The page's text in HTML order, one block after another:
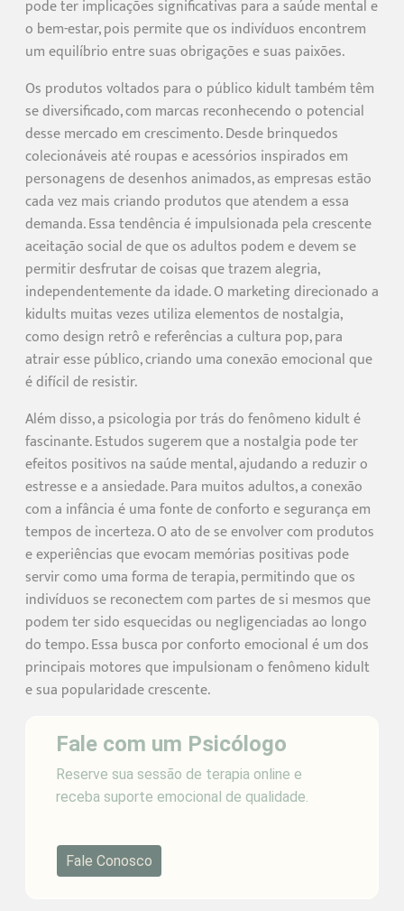
pode ter implicações significativas para a saúde mental e
o bem-estar, pois permite que os indivíduos encontrem
um equilíbrio entre suas obrigações e suas paixões.
Os produtos voltados para o público kidult também têm
se diversificado, com marcas reconhecendo o potencial
desse mercado em crescimento. Desde brinquedos
colecionáveis até roupas e acessórios inspirados em
personagens de desenhos animados, as empresas estão
cada vez mais criando produtos que atendem a essa
demanda. Essa tendência é impulsionada pela crescente
aceitação social de que os adultos podem e devem se
permitir desfrutar de coisas que trazem alegria,
independentemente da idade. O marketing direcionado a
kidults muitas vezes utiliza elementos de nostalgia,
como design retrô e referências a cultura pop, para
atrair esse público, criando uma conexão emocional que
é difícil de resistir.
Além disso, a psicologia por trás do fenômeno kidult é
fascinante. Estudos sugerem que a nostalgia pode ter
efeitos positivos na saúde mental, ajudando a reduzir o
estresse e a ansiedade. Para muitos adultos, a conexão
com a infância é uma fonte de conforto e segurança em
tempos de incerteza. O ato de se envolver com produtos
e experiências que evocam memórias positivas pode
servir como uma forma de terapia, permitindo que os
indivíduos se reconectem com partes de si mesmos que
podem ter sido esquecidas ou negligenciadas ao longo
do tempo. Essa busca por conforto emocional é um dos
principais motores que impulsionam o fenômeno kidult
e sua popularidade crescente.
Fale com um Psicólogo
Reserve sua sessão de terapia online e
receba suporte emocional de qualidade.
Fale Conosco